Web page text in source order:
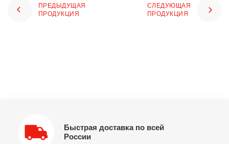
ПРЕДЫДУЩАЯ
ПРОДУКЦИЯ
СЛЕДУЮЩАЯ
ПРОДУКЦИЯ
Быстрая доставка по всей
России